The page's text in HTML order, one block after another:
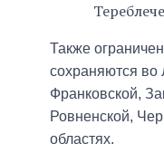
Также
сохраняются во
Франковской,
Ровненской,
областях.